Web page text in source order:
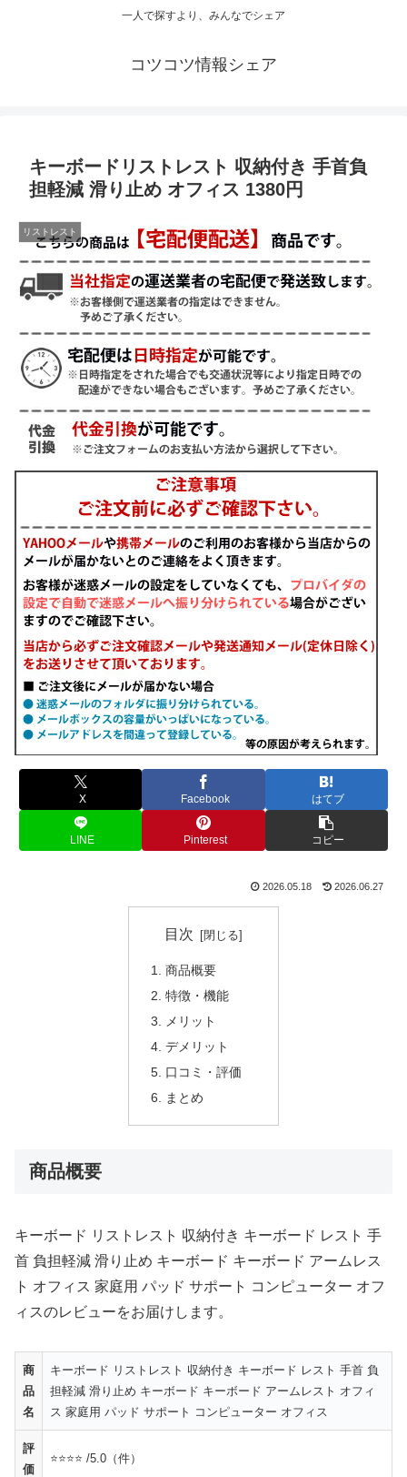
一人で探すより、みんなでシェア
コツコツ情報シェア
キーボードリストレスト 収納付き 手首負
担軽減 滑り止め オフィス 1380円
リストレスト
X Facebook はてブ
LINE Pinterest コピー
2026.05.18 2026.06.27
目次
商品概要
特徴・機能
メリット
デメリット
口コミ・評価
まとめ
商品概要
キーボード リストレスト 収納付き キーボード レスト 手
首 負担軽減 滑り止め キーボード キーボード アームレス
ト オフィス 家庭用 パッド サポート コンピューター オフ
ィスのレビューをお届けします。
商
品
名
キーボード リストレスト 収納付き キーボード レスト 手首 負
担軽減 滑り止め キーボード キーボード アームレスト オフィ
ス 家庭用 パッド サポート コンピューター オフィス
評
価
⭐⭐⭐⭐ /5.0（件）